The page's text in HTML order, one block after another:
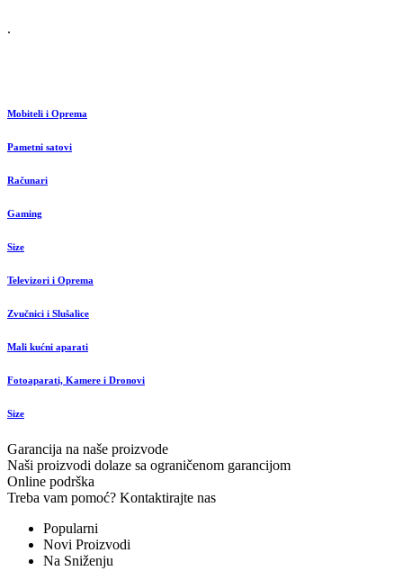
.
Mobiteli i Oprema
Pametni satovi
Računari
Gaming
Size
Televizori i Oprema
Zvučnici i Slušalice
Mali kućni aparati
Fotoaparati, Kamere i Dronovi
Size
Garancija na naše proizvode
Naši proizvodi dolaze sa ograničenom garancijom
Online podrška
Treba vam pomoć? Kontaktirajte nas
Popularni
Novi Proizvodi
Na Sniženju